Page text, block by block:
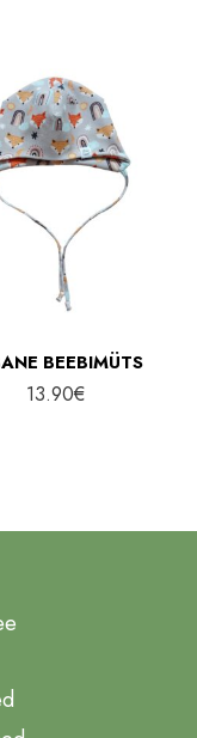
BEEBIMÜTS
13.90€